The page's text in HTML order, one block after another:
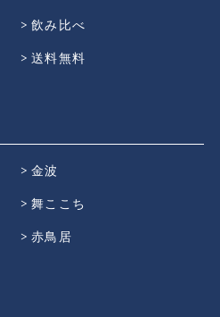
飲み比べ
送料無料
金波
舞ここち
赤鳥居